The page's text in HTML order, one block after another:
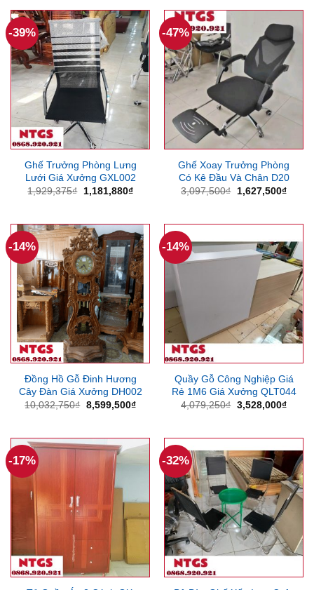
-39%
Ghế Trưởng Phòng Lưng
Lưới Giá Xưởng GXL002
1,929,375₫
Giá
1,181,880₫Giá
1,181,880₫.
-47%
Ghế Xoay Trưởng Phòng
Có Kê Đầu Và Chân D20
3,097,500₫
Giá
1,627,500₫Giá
-14%
Đồng Hồ Gỗ Đinh Hương
Cây Đàn Giá Xưởng DH002
10,032,750₫ Giá
8,599,500₫Giá
8,599,500₫.
-14%
Quầy Gỗ Công Nghiệp Giá
Rẻ 1M6 Giá Xưởng QLT044
4,079,250₫ Giá
3,528,000₫Giá
-17% -32%